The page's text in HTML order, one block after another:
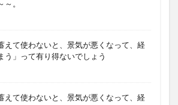
。
えて使わないと、景気が悪くなって、経
う」って有り得ないでしょう
えて使わないと、景気が悪くなって、経